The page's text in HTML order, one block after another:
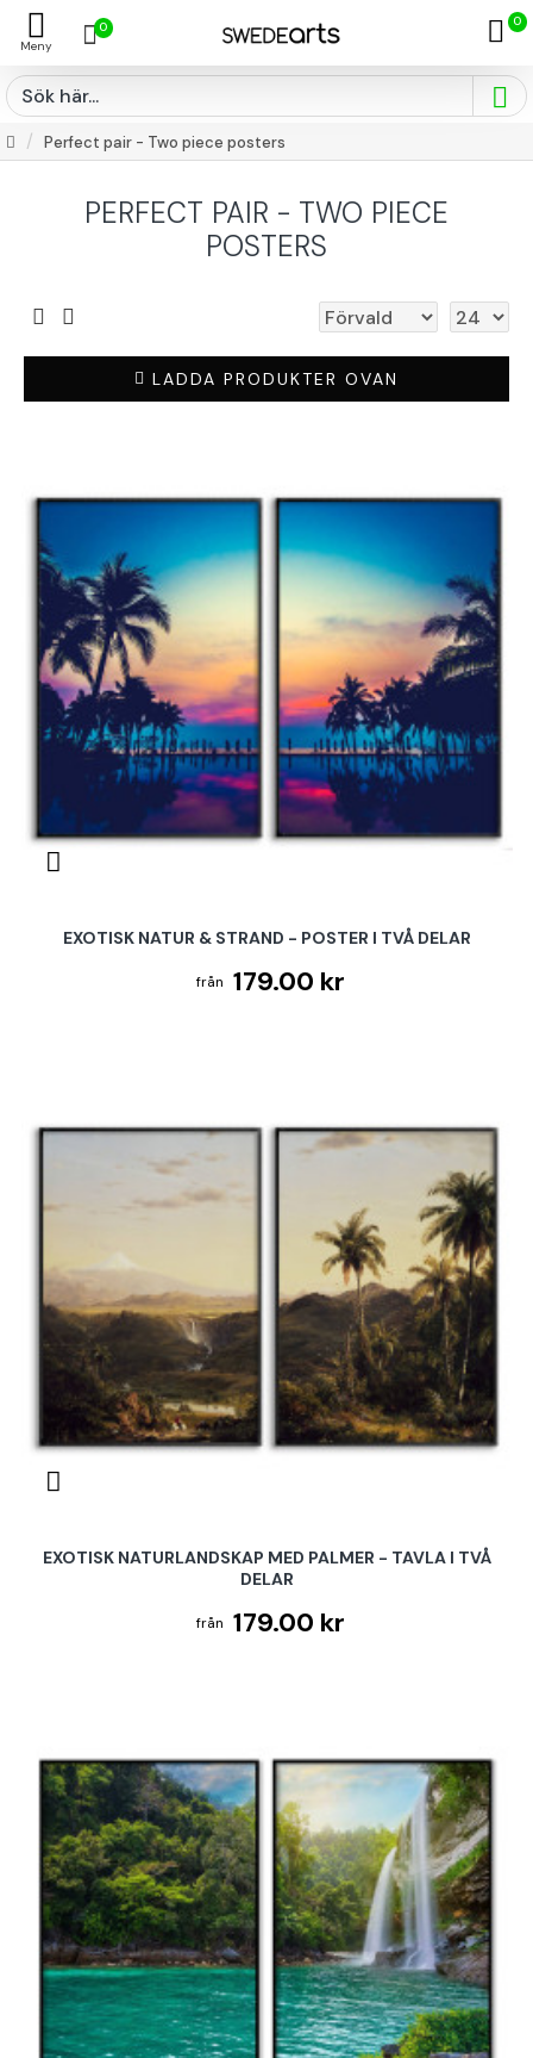
0 0
Perfect pair - Two piece posters
PERFECT PAIR - TWO PIECE
POSTERS
LADDA PRODUKTER OVAN
EXOTISK NATUR & STRAND - POSTER I TVÅ DELAR
179.00 kr
EXOTISK NATURLANDSKAP MED PALMER - TAVLA I TVÅ
DELAR
179.00 kr